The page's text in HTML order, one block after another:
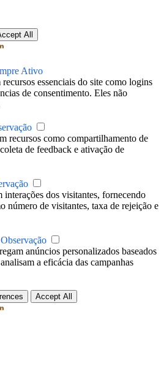
All
Ativo
essenciais do site como logins
de consentimento. Eles não
recursos como compartilhamento de
de feedback e ativação de
interações dos visitantes, fornecendo
número de visitantes, taxa de rejeição e
Observação
anúncios personalizados baseados
a eficácia das campanhas
Accept All